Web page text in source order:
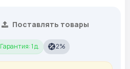
Поставлять товары
Гарантия: 1 д. 2%